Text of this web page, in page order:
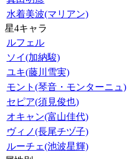
水着美波(マリアン)
星4キャラ
ルフェル
ソイ(加納駿)
ユキ(藤川雪実)
モント(琴音・モンターニュ)
セピア(須見俊也)
オキャン(富山佳代)
ヴィノ(長尾チヅ子)
ルーチェ(池波星輝)